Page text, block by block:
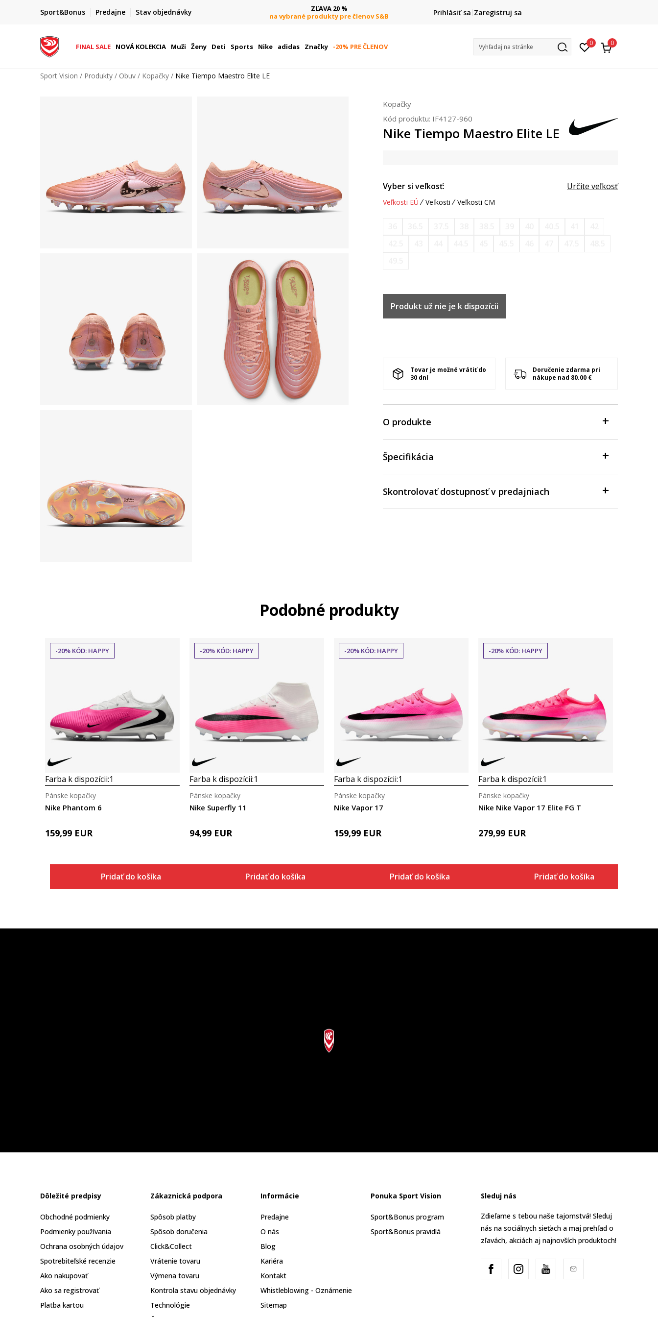
Sport&Bonus Predajne Stav objednávky
FINAL SALE AŽ -60 %
+ extra zľava 10 % len do 9. 8.
ZĽAVA 20 %
na vybrané produkty pre členov S&B
DOPRAVA ZADARMO
pri objednaní nad 80 € (neplatí pre Click&Collect)
Prihlásiť sa Zaregistruj sa
FINAL SALE NOVÁ KOLEKCIA Muži Ženy Deti Sports Nike adidas Značky -20% PRE ČLENOV Vyhľadaj na stránke 0 0
Sport Vision Produkty Obuv Kopačky Nike Tiempo Maestro Elite LE
Kopačky
Kód produktu: IF4127-960
Nike Tiempo Maestro Elite LE
Vyber si veľkosť: Určite veľkosť
Veľkosti EÚ Veľkosti Veľkosti CM
Produkt už nie je k dispozícii
Tovar je možné vrátiť do
30 dní
Doručenie zdarma pri
nákupe nad 80.00 €
O produkte
Špecifikácia
Skontrolovať dostupnosť v predajniach
Podobné produkty
-20% KÓD: HAPPY
Farba k dispozícii:1
Nike Phantom 6
Pánske kopačky
159,99 EUR
Pridať do košíka
-20% KÓD: HAPPY
Farba k dispozícii:1
Nike Superfly 11
Pánske kopačky
94,99 EUR
Pridať do košíka
-20% KÓD: HAPPY
Farba k dispozícii:1
Nike Vapor 17
Pánske kopačky
159,99 EUR
Pridať do košíka
-20% KÓD: HAPPY
Farba k dispozícii:1
Nike Nike Vapor 17 Elite FG T
Pánske kopačky
279,99 EUR
Pridať do košíka
Dôležité predpisy
Obchodné podmienky
Podmienky používania
Ochrana osobných údajov
Spotrebiteľské recenzie
Ako nakupovať
Ako sa registrovať
Platba kartou
Zákaznická podpora
Spôsob platby
Spôsob doručenia
Click&Collect
Vrátenie tovaru
Výmena tovaru
Kontrola stavu objednávky
Technológie
Informácie
Predajne
O nás
Blog
Kariéra
Kontakt
Whistleblowing - Oznámenie
Sitemap
Ponuka Sport Vision
Sport&Bonus program
Sport&Bonus pravidlá
Sleduj nás
Zdieľame s tebou naše tajomstvá! Sleduj
nás na sociálnych sieťach a maj prehľad o
zľavách, akciách aj najnovších produktoch!